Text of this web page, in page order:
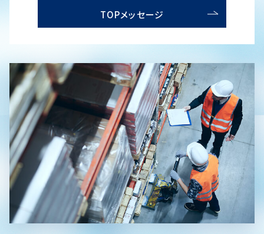
TOPメッセージ